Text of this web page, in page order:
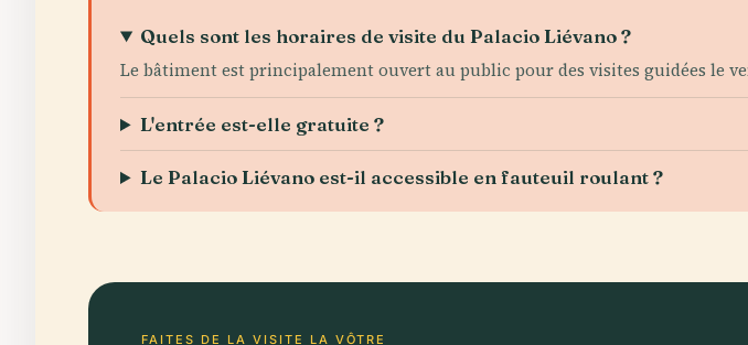
Quels sont les horaires de visite du Palacio Liévano ?
Le bâtiment est principalement ouvert au public pour des visites guidées le
L'entrée est-elle gratuite ?
Le Palacio Liévano est-il accessible en fauteuil roulant ?
FAITES DE LA VISITE LA VÔTRE